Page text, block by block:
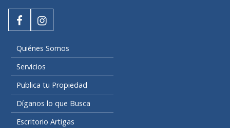
Quiénes Somos
Servicios
Publica tu Propiedad
Díganos lo que Busca
Escritorio Artigas